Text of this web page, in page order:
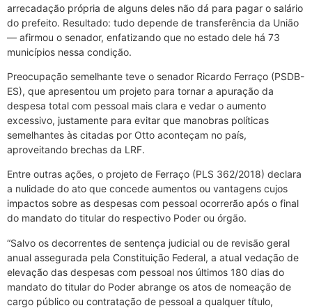
arrecadação própria de alguns deles não dá para pagar o salário
do prefeito. Resultado: tudo depende de transferência da União
— afirmou o senador, enfatizando que no estado dele há 73
municípios nessa condição.
Preocupação semelhante teve o senador Ricardo Ferraço (PSDB-
ES), que apresentou um projeto para tornar a apuração da
despesa total com pessoal mais clara e vedar o aumento
excessivo, justamente para evitar que manobras políticas
semelhantes às citadas por Otto aconteçam no país,
aproveitando brechas da LRF.
Entre outras ações, o projeto de Ferraço (PLS 362/2018) declara
a nulidade do ato que concede aumentos ou vantagens cujos
impactos sobre as despesas com pessoal ocorrerão após o final
do mandato do titular do respectivo Poder ou órgão.
“Salvo os decorrentes de sentença judicial ou de revisão geral
anual assegurada pela Constituição Federal, a atual vedação de
elevação das despesas com pessoal nos últimos 180 dias do
mandato do titular do Poder abrange os atos de nomeação de
cargo público ou contratação de pessoal a qualquer título,